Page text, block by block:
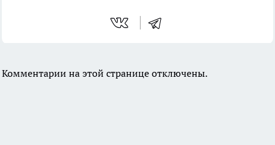
Комментарии на этой странице отключены.